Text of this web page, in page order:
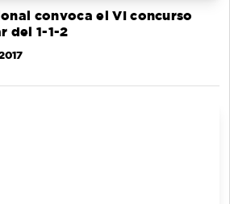
convoca el VI concurso
del 1-1-2